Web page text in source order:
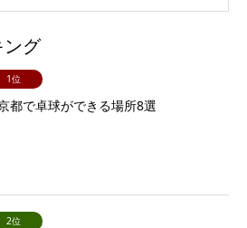
ング
1位
都で卓球ができる場所8選
2位